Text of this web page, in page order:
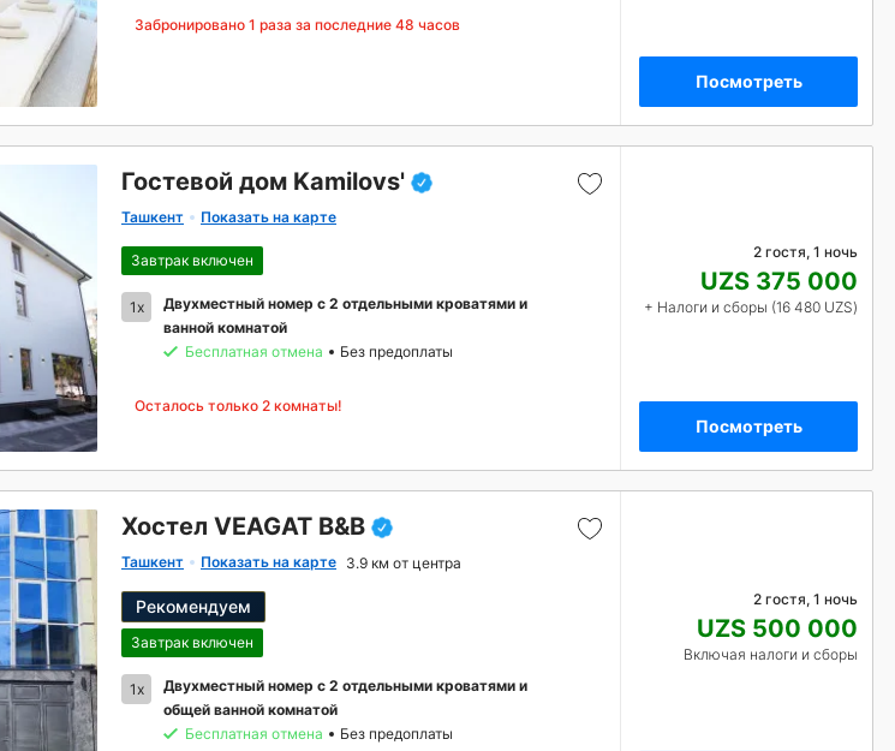
Забронировано 1 раза за последние 48 часов
Посмотреть
Гостевой дом Kamilovs'
Ташкент Показать на карте
Завтрак включен
1x
Двухместный номер с 2 отдельными кроватями и
ванной комнатой
Бесплатная отмена
Без предоплаты
Осталось только 2 комнаты!
2 гостя, 1 ночь
UZS 375 000
+ Налоги и сборы (16 480 UZS)
Посмотреть
Хостел VEAGAT B&B
Ташкент Показать на карте 3.9 км от центра
Рекомендуем
Завтрак включен
1x
Двухместный номер с 2 отдельными кроватями и
общей ванной комнатой
Бесплатная отмена
Без предоплаты
2 гостя, 1 ночь
UZS 500 000
Включая налоги и сборы